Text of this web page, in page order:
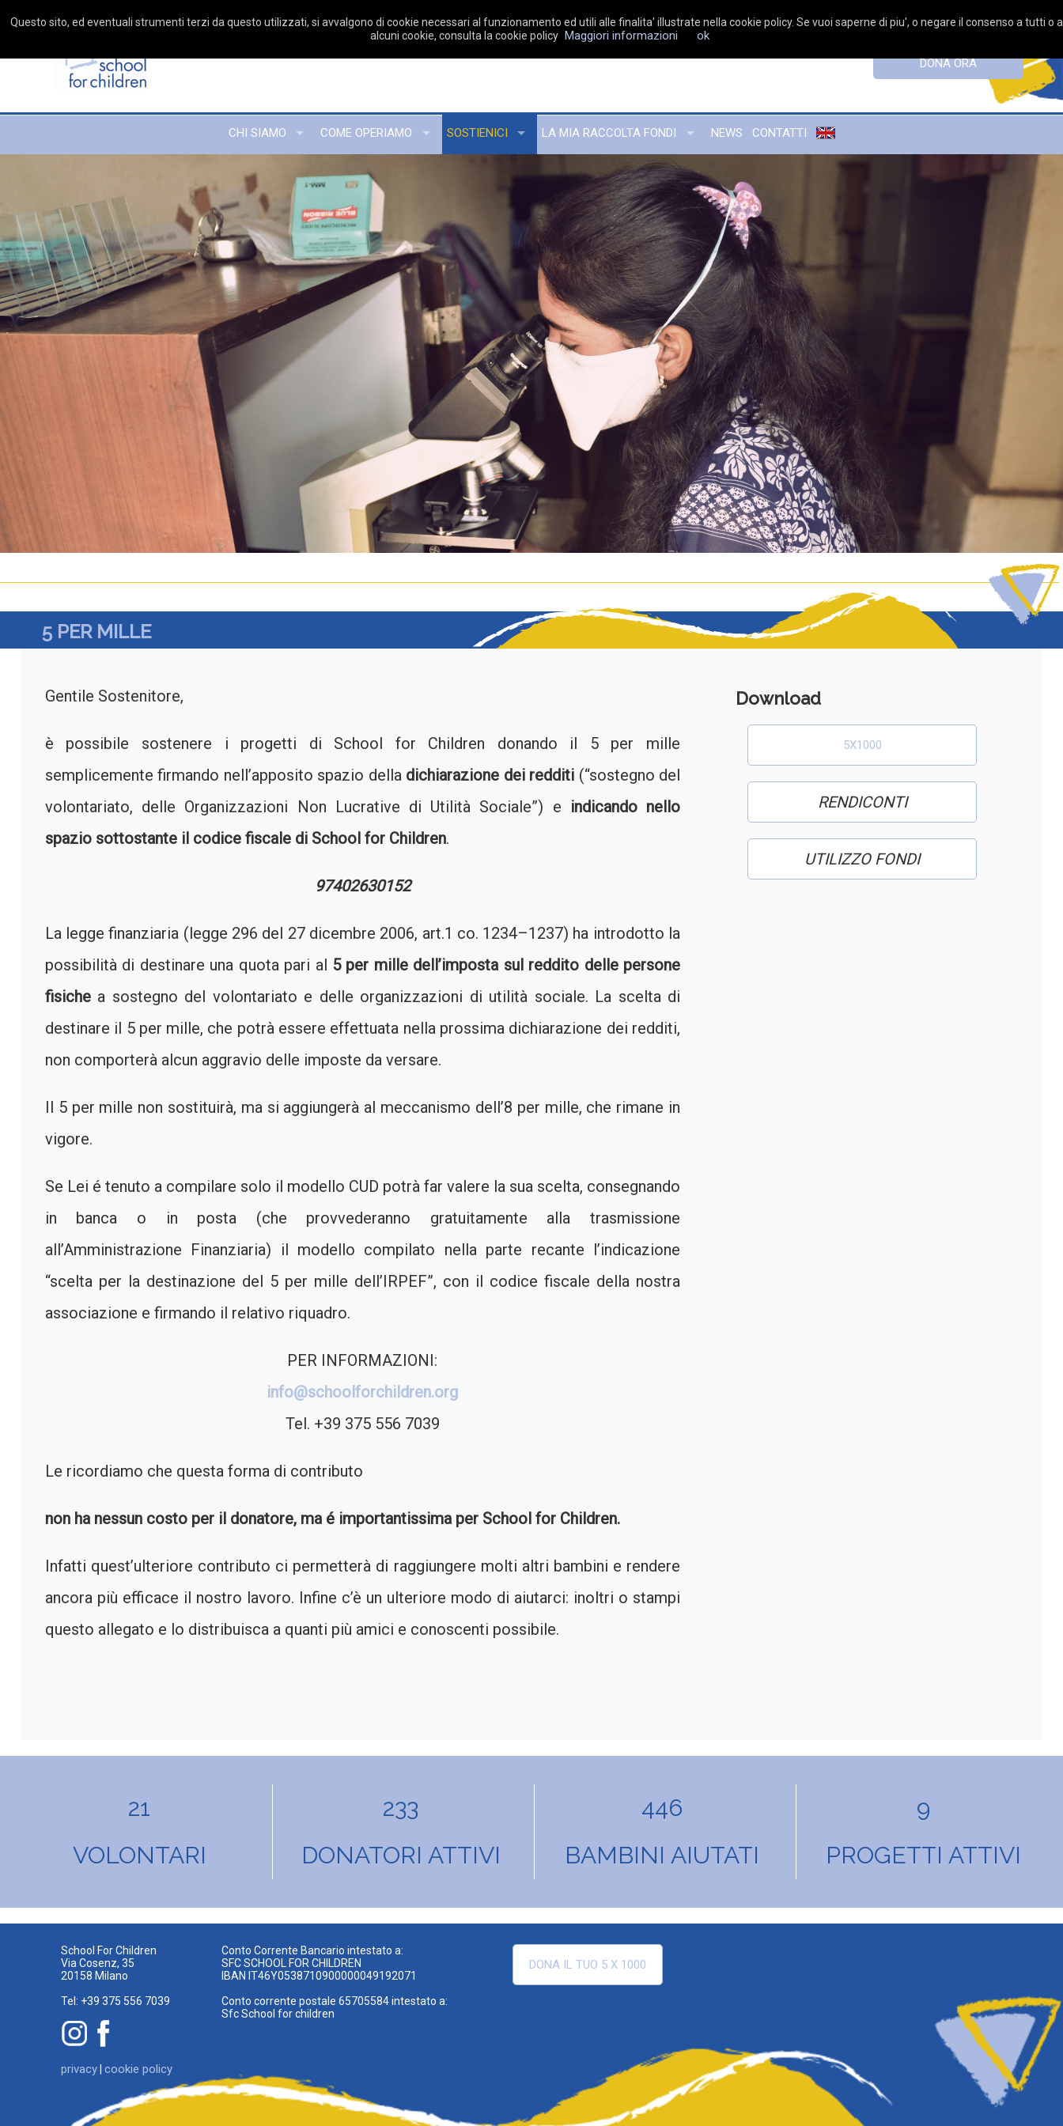
DONA ORA
CHI SIAMO COME OPERIAMO SOSTIENICI LA MIA RACCOLTA FONDI NEWS CONTATTI
5 PER MILLE
Gentile Sostenitore,
è possibile sostenere i progetti di School for Children donando il 5 per mille
semplicemente firmando nell’apposito spazio della dichiarazione dei redditi (“sostegno del
volontariato, delle Organizzazioni Non Lucrative di Utilità Sociale”) e indicando nello
spazio sottostante il codice fiscale di School for Children.
97402630152
La legge finanziaria (legge 296 del 27 dicembre 2006, art.1 co. 1234–1237) ha introdotto la
possibilità di destinare una quota pari al 5 per mille dell’imposta sul reddito delle persone
fisichea sostegno del volontariato e delle organizzazioni di utilità sociale. La scelta di
destinare il 5 per mille, che potrà essere effettuata nella prossima dichiarazione dei redditi,
non comporterà alcun aggravio delle imposte da versare.
Il 5 per mille non sostituirà, ma si aggiungerà al meccanismo dell’8 per mille, che rimane in
vigore.
Se Lei é tenuto a compilare solo il modello CUD potrà far valere la sua scelta, consegnando
in banca o in posta (che provvederanno gratuitamente alla trasmissione
all’Amministrazione Finanziaria) il modello compilato nella parte recante l’indicazione
“scelta per la destinazione del 5 per mille dell’IRPEF”, con il codice fiscale della nostra
associazione e firmando il relativo riquadro.
PER INFORMAZIONI:
info@schoolforchildren.org
Tel. +39 375 556 7039
Le ricordiamo che questa forma di contributo
non ha nessun costo per il donatore, ma é importantissima per School for Children.
Infatti quest’ulteriore contributo ci permetterà di raggiungere molti altri bambini e rendere
ancora più efficace il nostro lavoro. Infine c’è un ulteriore modo di aiutarci: inoltri o stampi
questo allegato e lo distribuisca a quanti più amici e conoscenti possibile.
Download
5X1000
RENDICONTI
UTILIZZO FONDI
21
VOLONTARI
233
DONATORI ATTIVI
446
BAMBINI AIUTATI
9
PROGETTI ATTIVI
School For Children
Via Cosenz, 35
20158 Milano
Tel: +39 375 556 7039
privacy| cookie policy
Conto Corrente Bancario intestato a:
SFC SCHOOL FOR CHILDREN
IBAN IT46Y0538710900000049192071
Conto corrente postale 65705584 intestato a:
Sfc School for children
DONA IL TUO 5 X 1000
Questo sito, ed eventuali strumenti terzi da questo utilizzati, si avvalgono di cookie necessari al funzionamento ed utili alle finalita' illustrate nella cookie policy. Se vuoi saperne di piu', o negare il consenso a tutti o
alcuni cookie, consulta la cookie policy Maggiori informazioni ok